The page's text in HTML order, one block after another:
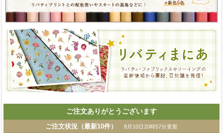
ご注文ありがとうございます